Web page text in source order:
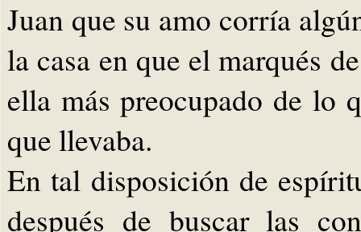
Juan que su amo corría
la casa en que el marqués
ella más preocupado de lo
que llevaba.
En tal disposición de
después de buscar las